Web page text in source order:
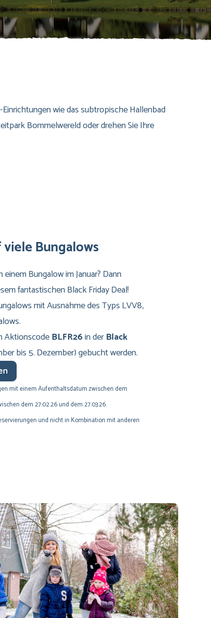
wie das subtropische Hallenbad
Bommelwereld oder drehen Sie Ihre
Bungalows
einem Bungalow im Januar? Dann
fantastischen Black Friday Deal!
mit Ausnahme des Typs LVV8,
AktionscodeBLFR26in der Black
bis 5. Dezember) gebucht werden.
mit einem Aufenthaltsdatum zwischen dem
dem 27.02.26 und dem 27.03.26.
und nicht in Kombination mit anderen